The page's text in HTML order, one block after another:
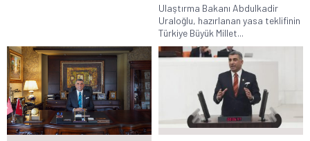
Ulaştırma Bakanı Abdulkadir
Uraloğlu, hazırlanan yasa teklifinin
Türkiye Büyük Millet...